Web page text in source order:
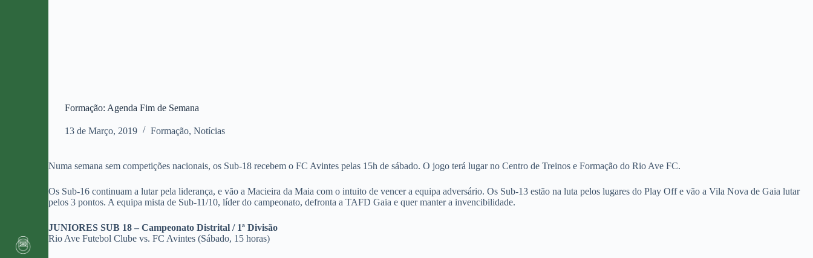
Formação: Agenda Fim de Semana
13 de Março, 2019 Formação,Notícias
Numa semana sem competições nacionais, os Sub-18 recebem o FC Avintes pelas 15h de sábado. O jogo terá lugar no Centro de Treinos e Formação do Rio Ave FC.
Os Sub-16 continuam a lutar pela liderança, e vão a Macieira da Maia com o intuito de vencer a equipa adversário. Os Sub-13 estão na luta pelos lugares do Play Off e vão a Vila Nova de Gaia lutar
pelos 3 pontos. A equipa mista de Sub-11/10, líder do campeonato, defronta a TAFD Gaia e quer manter a invencibilidade.
JUNIORES SUB 18 – Campeonato Distrital / 1ª Divisão
Rio Ave Futebol Clube vs. FC Avintes (Sábado, 15 horas)